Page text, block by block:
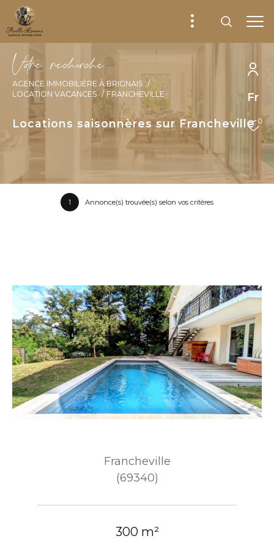
Fr
0
Vore recece
AGENCE IMMOBILIÈRE À BRIGNAIS
LOCATION VACANCES
FRANCHEVILLE
Locations saisonnères sur Francheville
1 Annonce(s) trouvée(s) selon vos critères
Francheville
(69340)
300 m²